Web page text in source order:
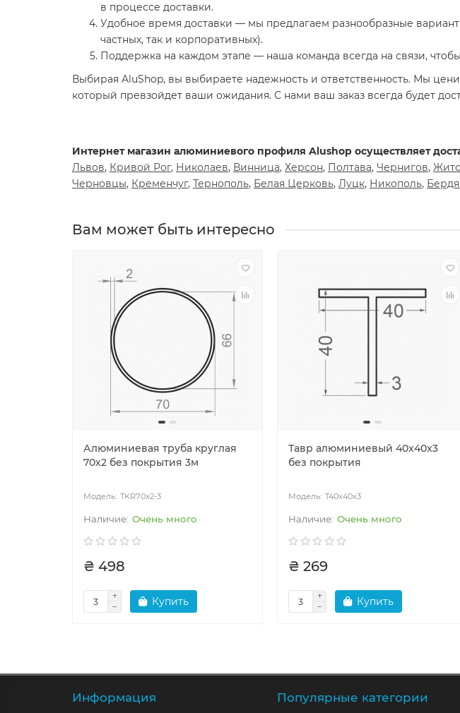
в процессе доставки.
Удобное время доставки — мы предлагаем разнообразные
частных, так и корпоративных).
Поддержка на каждом этапе — наша команда всегда на связи,
Выбирая AluShop, вы выбираете надежность и ответственность. Мы
который превзойдет ваши ожидания. С нами ваш заказ всегда будет
Интернет магазин алюминиевого профиля Alushop осуществляет
Львов, Кривой Рог, Николаев, Винница, Херсон, Полтава, Чернигов,
Черновцы, Кременчуг, Тернополь, Белая Церковь, Луцк, Никополь,
Вам может быть интересно
Алюминиевая труба круглая
70х2 без покрытия 3м
TKR70x2-3
Очень много
₴ 498
Купить
Тавр алюминиевый 40x40x3
без покрытия
T40x40x3
Очень много
₴ 269
Купить
Информация Популярные категории